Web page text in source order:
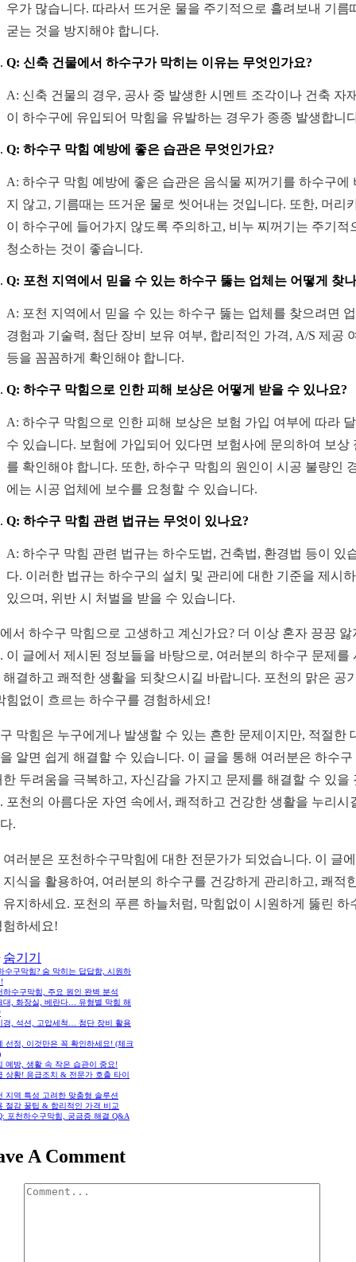
우가 많습니다. 따라서 뜨거운 물을 주기적으로 흘려보내 기름
굳는 것을 방지해야 합니다.
Q: 신축 건물에서 하수구가 막히는 이유는 무엇인가요?
A: 신축 건물의 경우, 공사 중 발생한 시멘트 조각이나 건축 자
이 하수구에 유입되어 막힘을 유발하는 경우가 종종 발생합니
Q: 하수구 막힘 예방에 좋은 습관은 무엇인가요?
A: 하수구 막힘 예방에 좋은 습관은 음식물 찌꺼기를 하수구에
지 않고, 기름때는 뜨거운 물로 씻어내는 것입니다. 또한, 머리
이 하수구에 들어가지 않도록 주의하고, 비누 찌꺼기는 주기적
청소하는 것이 좋습니다.
Q: 포천 지역에서 믿을 수 있는 하수구 뚫는 업체는 어떻게 찾
A: 포천 지역에서 믿을 수 있는 하수구 뚫는 업체를 찾으려면
경험과 기술력, 첨단 장비 보유 여부, 합리적인 가격, A/S 제공
등을 꼼꼼하게 확인해야 합니다.
Q: 하수구 막힘으로 인한 피해 보상은 어떻게 받을 수 있나요?
A: 하수구 막힘으로 인한 피해 보상은 보험 가입 여부에 따라
수 있습니다. 보험에 가입되어 있다면 보험사에 문의하여 보상
를 확인해야 합니다. 또한, 하수구 막힘의 원인이 시공 불량인
에는 시공 업체에 보수를 요청할 수 있습니다.
Q: 하수구 막힘 관련 법규는 무엇이 있나요?
A: 하수구 막힘 관련 법규는 하수도법, 건축법, 환경법 등이 있
다. 이러한 법규는 하수구의 설치 및 관리에 대한 기준을 제시
있으며, 위반 시 처벌을 받을 수 있습니다.
서 하수구 막힘으로 고생하고 계신가요? 더 이상 혼자 끙끙 앓
이 글에서 제시된 정보들을 바탕으로, 여러분의 하수구 문제를
해결하고 쾌적한 생활을 되찾으시길 바랍니다. 포천의 맑은 공
힘없이 흐르는 하수구를 경험하세요!
막힘은 누구에게나 발생할 수 있는 흔한 문제이지만, 적절한
알면 쉽게 해결할 수 있습니다. 이 글을 통해 여러분은 하수구
한 두려움을 극복하고, 자신감을 가지고 문제를 해결할 수 있을
포천의 아름다운 자연 속에서, 쾌적하고 건강한 생활을 누리시
.
여러분은 포천하수구막힘에 대한 전문가가 되었습니다. 이 글
지식을 활용하여, 여러분의 하수구를 건강하게 관리하고, 쾌적
유지하세요. 포천의 푸른 하늘처럼, 막힘없이 시원하게 뚫린 하
험하세요!
숨기기
수구막힘? 숨 막히는 답답함, 시원하
하수구막힘, 주요 원인 완벽 분석
대, 화장실, 베란다… 유형별 막힘 해
경, 석션, 고압세척… 첨단 장비 활용
선정, 이것만은 꼭 확인하세요! (체크
예방, 생활 속 작은 습관이 중요!
상황! 응급조치 & 전문가 호출 타이
지역 특성 고려한 맞춤형 솔루션
절감 꿀팁 & 합리적인 가격 비교
포천하수구막힘, 궁금증 해결 Q&A
A Comment